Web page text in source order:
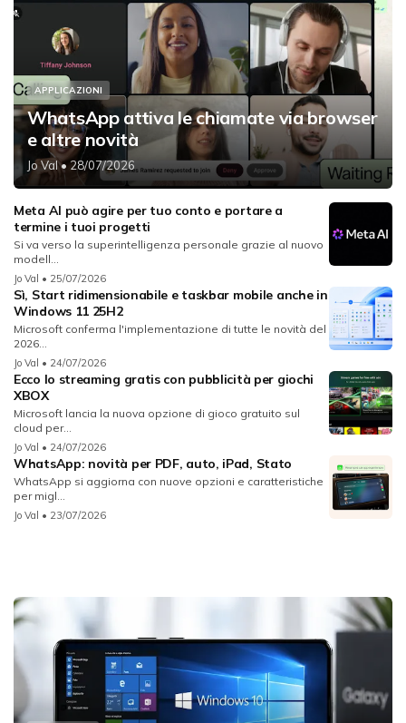
APPLICAZIONI
WhatsApp attiva le chiamate via browser
e altre novità
Jo Val• 28/07/2026
Meta AI può agire per tuo conto e portare a
termine i tuoi progetti
Si va verso la superintelligenza personale grazie al nuovo
modell...
Jo Val • 25/07/2026
Sì, Start ridimensionabile e taskbar mobile anche in
Windows 11 25H2
Microsoft conferma l'implementazione di tutte le novità del
2026...
Jo Val • 24/07/2026
Ecco lo streaming gratis con pubblicità per giochi
XBOX
Microsoft lancia la nuova opzione di gioco gratuito sul
cloud per...
Jo Val • 24/07/2026
WhatsApp: novità per PDF, auto, iPad, Stato
WhatsApp si aggiorna con nuove opzioni e caratteristiche
per migl...
Jo Val • 23/07/2026